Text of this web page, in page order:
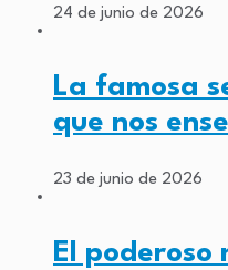
24 de junio de 2026
La famosa
que nos
23 de junio de 2026
El poderoso